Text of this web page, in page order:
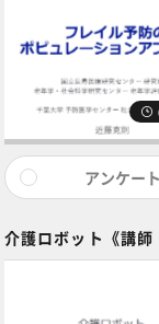
アンケート
介護ロボット《講師